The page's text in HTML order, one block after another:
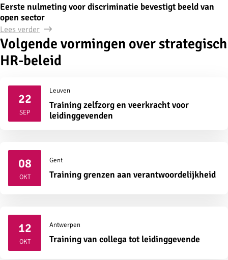
Eerste nulmeting voor discriminatie bevestigt beeld van
open sector
Lees verder
Volgende vormingen over strategisch
HR-beleid
22
SEP2026
Leuven
Training zelfzorg en veerkracht voor
leidinggevenden
08
OKT2026
Gent
Training grenzen aan verantwoordelijkheid
12
OKT2026
Antwerpen
Training van collega tot leidinggevende